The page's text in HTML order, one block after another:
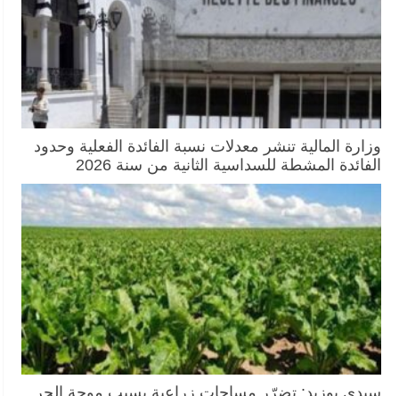
وزارة المالية تنشر معدلات نسبة الفائدة الفعلية وحدود
الفائدة المشطة للسداسية الثانية من سنة 2026